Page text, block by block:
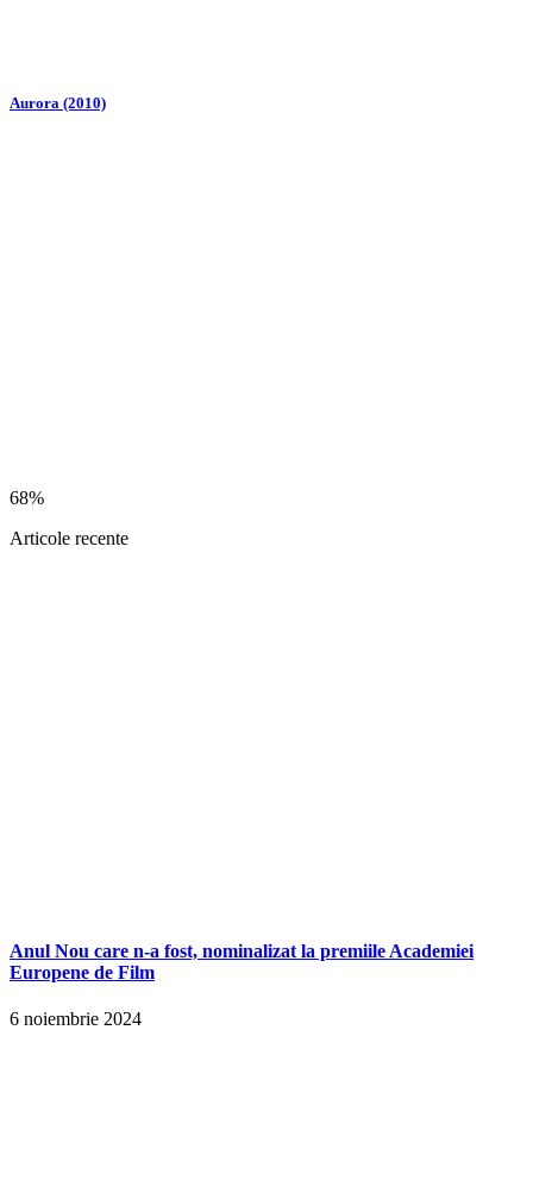
Aurora (2010)
68%
Articole recente
Anul Nou care n-a fost, nominalizat la premiile Academiei
Europene de Film
6 noiembrie 2024